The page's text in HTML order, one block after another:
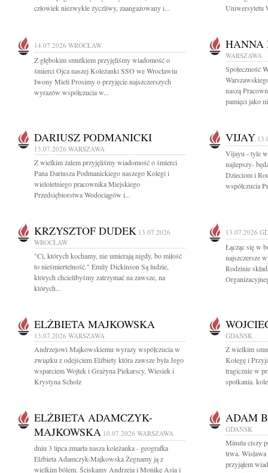
człowiek niezwykle życzliwy, zaangażowany i...
Uniwersytetu
14.07.2026 WROCŁAW
Z głębokim smutkiem przyjęliśmy wiadomość o
śmierci Ojca naszej Koleżanki SSO we Wrocławiu
Iwony Mieli Prosimy o przyjęcie najszczerszych
wyrazów współczucia w...
HANNA
WARSZAWA
Społeczność
naszą
pamięci jako
DARIUSZ PODMANICKI
13.07.2026 WARSZAWA
Z wielkim żalem przyjęliśmy wiadomość o śmierci
Pana Dariusza Podmanickiego naszego Kolegi i
wieloletniego pracownika Miejskiego
Przedsiębiorstwa Wodociągów i...
VIJAY
Vijayu - tyle
najlepszy-
Dzieciom i
współczucia
KRZYSZTOF DUDEK 13.07.2026
WROCŁAW
"Ci, których kochamy, nie umierają nigdy, bo miłość
to nieśmiertelność." Emily Dickinson Są ludzie,
których chcielibyśmy zatrzymać na zawsze, na
których...
13.07.2026
Łącząc się w
najszczersze
Rodzinie
ELŻBIETA MAJKOWSKA
13.07.2026 WARSZAWA
Andrzejowi Majkowskiemu wyrazy współczucia w
związku z odejściem Elżbiety która zawsze była Jego
wsparciem Wojtek i Grażyna Piekarscy, Wiesiek i
Krystyna Scholz
GDAŃSK
Z wielkim
Kolegę i
tragicznie w
spotkania.
ELŻBIETA ADAMCZYK-
MAJKOWSKA 10.07.2026 WARSZAWA
dniu 3 lipca zmarła nasza koleżanka - geografka
Elżbieta Adamczyk-Majkowska Żegnamy ją z
wielkim bólem. Ściskamy Andrzeja i Monikę Asia i
ADAM
GDAŃSK
Minuta ciszy
trwa.
przyjąłem